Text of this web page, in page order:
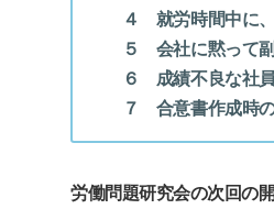
４ 就労時間中に、
５ 会社に黙って副
６ 成績不良な社員
７ 合意書作成時
労働問題研究会の次回の